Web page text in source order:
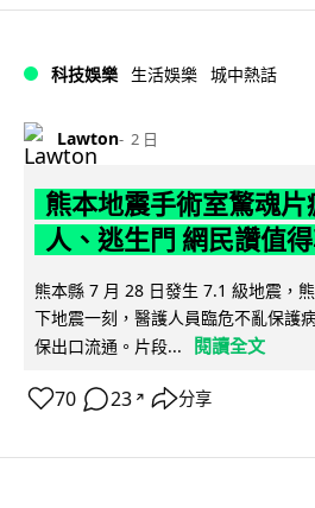
科技娛樂 生活娛樂 城中熱話
Lawton 2 日
熊本地震手術室驚魂
人、逃生門 網民讚值
熊本縣 7 月 28 日發生 7.1 級地震，
下地震一刻，醫護人員臨危不亂保護
保出口流通。片段...
閱讀全文
70 23 ↗ 分享